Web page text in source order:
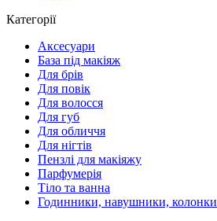
Категорії
Аксесуари
База під макіяж
Для брів
Для повік
Для волосся
Для губ
Для обличчя
Для нігтів
Пензлі для макіяжу
Парфумерія
Тіло та ванна
Годинники, навушники, колонки